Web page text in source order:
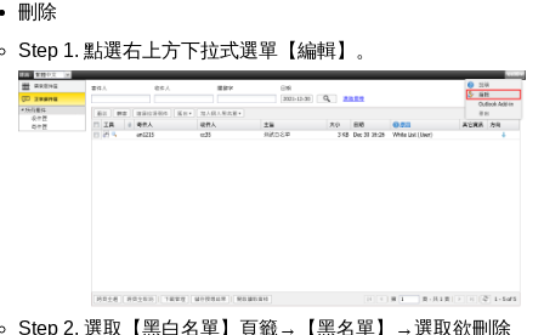
刪除
Step 1. 點選右上方下拉式選單【編輯】。
Step 2. 選取【黑白名單】頁籤→【黑名單】→選取欲刪除